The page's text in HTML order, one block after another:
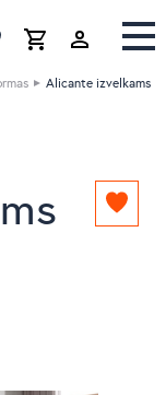
IzlaseGrozs Izlase
Alicante izvelkams